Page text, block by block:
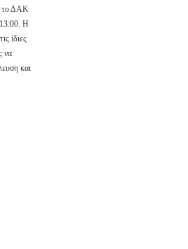
το ΔΑΚ
13:00. Η
ίδιες
να
και